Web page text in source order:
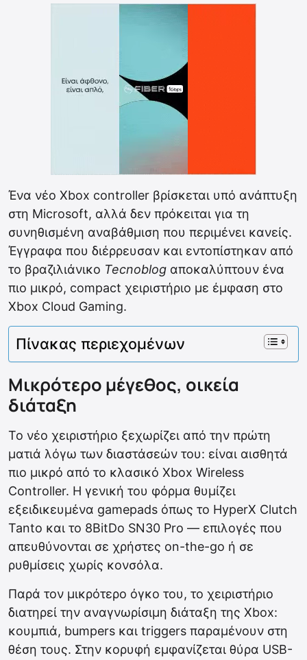
Ένα νέο Xbox controller βρίσκεται υπό ανάπτυξη
στη Microsoft, αλλά δεν πρόκειται για τη
συνηθισμένη αναβάθμιση που περιμένει κανείς.
Έγγραφα που διέρρευσαν και εντοπίστηκαν από
το βραζιλιάνικο Tecnoblog αποκαλύπτουν ένα
πιο μικρό, compact χειριστήριο με έμφαση στο
Xbox Cloud Gaming.
Πίνακας περιεχομένων
Μικρότερο μέγεθος, οικεία
διάταξη
Το νέο χειριστήριο ξεχωρίζει από την πρώτη
ματιά λόγω των διαστάσεών του: είναι αισθητά
πιο μικρό από το κλασικό Xbox Wireless
Controller. Η γενική του φόρμα θυμίζει
εξειδικευμένα gamepads όπως το HyperX Clutch
Tanto και το 8BitDo SN30 Pro — επιλογές που
απευθύνονται σε χρήστες on-the-go ή σε
ρυθμίσεις χωρίς κονσόλα.
Παρά τον μικρότερο όγκο του, το χειριστήριο
διατηρεί την αναγνωρίσιμη διάταξη της Xbox:
κουμπιά, bumpers και triggers παραμένουν στη
θέση τους. Στην κορυφή εμφανίζεται θύρα USB-